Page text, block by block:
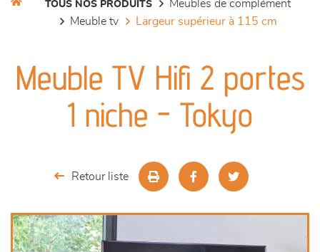
séjours
meubles de complément
décoration
TOUS NOS PRODUITS
meubles de complément
meuble tv
largeur supérieur à 115 cm
Meuble TV Hifi 2 portes
1 niche - Tokyo
Retour liste